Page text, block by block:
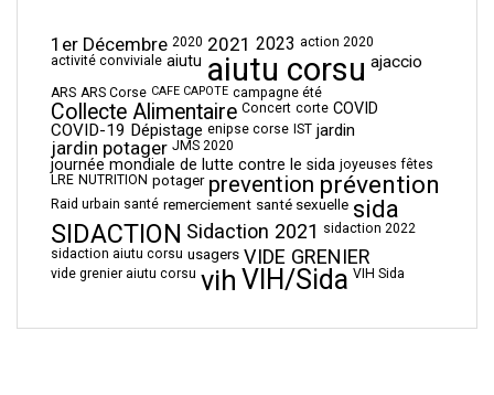
1er Décembre 2020 2021 2023 action 2020
activité conviviale aiutu aiutu corsu ajaccio
ARS ARS Corse CAFE CAPOTE campagne été
Collecte Alimentaire Concert corte COVID
COVID-19 Dépistage enipse corse IST jardin
jardin potager JMS 2020
journée mondiale de lutte contre le sida joyeuses fêtes
LRE NUTRITION potager prevention prévention
Raid urbain santé remerciement santé sexuelle sida
SIDACTION Sidaction 2021 sidaction 2022
sidaction aiutu corsu usagers VIDE GRENIER
vide grenier aiutu corsu vih VIH/Sida VIH Sida